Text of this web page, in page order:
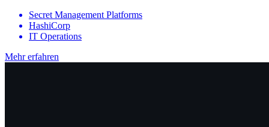
Secret Management Platforms
HashiCorp
IT Operations
Mehr erfahren